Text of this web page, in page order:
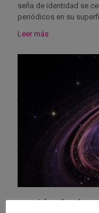
seña de identidad se
periódicos en su
Leer más
Fusión de